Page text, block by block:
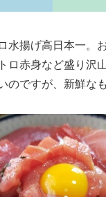
水揚げ高日本一。
ロ赤身など盛り沢
のですが、新鮮な